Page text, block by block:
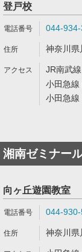
登戸校
044-934-
神奈川県
JR南武
小田急線
小田急線
湘南ゼミナー
向ヶ丘遊園教室
044-
神奈川県